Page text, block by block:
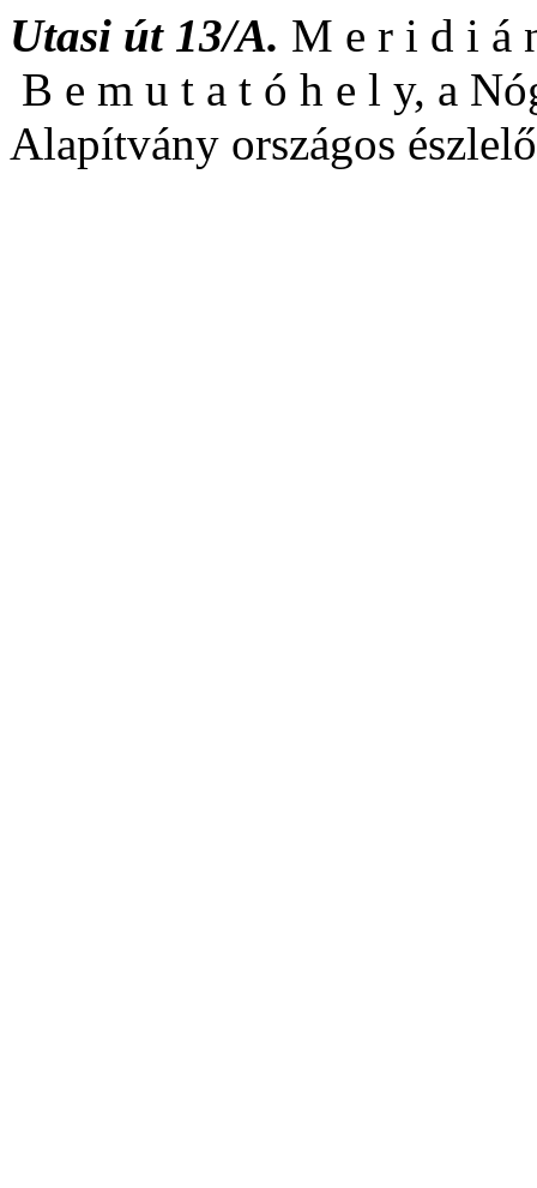
Utasi út 13/A. M e r i d i á
B e m u t a t ó h e l y, a
Alapítvány országos